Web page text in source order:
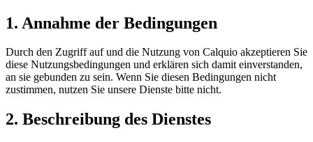
1. Annahme der Bedingungen
Durch den Zugriff auf und die Nutzung von Calquio akzeptieren Sie
diese Nutzungsbedingungen und erklären sich damit einverstanden,
an sie gebunden zu sein. Wenn Sie diesen Bedingungen nicht
zustimmen, nutzen Sie unsere Dienste bitte nicht.
2. Beschreibung des Dienstes